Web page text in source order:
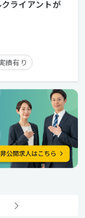
ライアントが
績有り
経験者優遇